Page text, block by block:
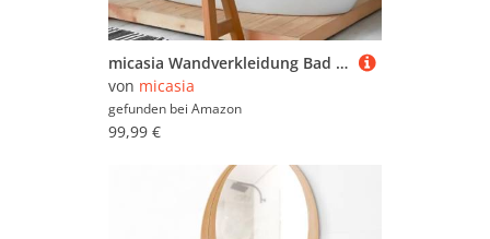
micasia Wandverkleidung Bad selbstklebend wasserfest Muster fugenlos Wandpaneel - made in Germany - Terrazzo Hartfolie matt weiss Badrückwand Abstrakt statt Fliesen 1431 (150x80cm)
von micasia
gefunden bei Amazon
99,99 €